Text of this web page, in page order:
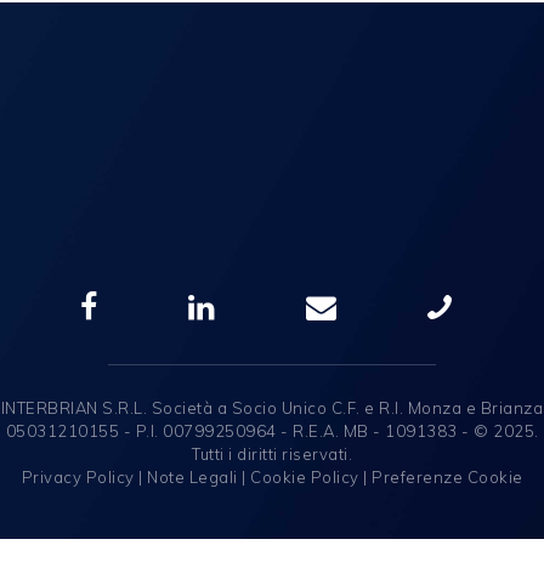
INTERBRIAN S.R.L. Società a Socio Unico C.F. e R.I. Monza e Brianza
05031210155 - P.I. 00799250964 - R.E.A. MB - 1091383 - © 2025.
Tutti i diritti riservati.
Privacy Policy | Note Legali | Cookie Policy | Preferenze Cookie